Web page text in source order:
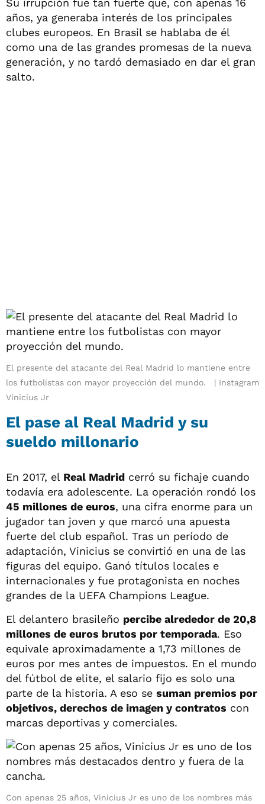
años, ya generaba interés de los principales
clubes europeos. En Brasil se hablaba de él
como una de las grandes promesas de la nueva
generación, y no tardó demasiado en dar el gran
salto.
El presente del atacante del Real Madrid lo mantiene entre
los futbolistas con mayor proyección del mundo.
Instagram
Vinicius Jr
El pase al Real Madrid y su
sueldo millonario
En 2017, el Real Madrid cerró su fichaje cuando
todavía era adolescente. La operación rondó los
45 millones de euros, una cifra enorme para un
jugador tan joven y que marcó una apuesta
fuerte del club español. Tras un período de
adaptación, Vinicius se convirtió en una de las
figuras del equipo. Ganó títulos locales e
internacionales y fue protagonista en noches
grandes de la UEFA Champions League.
El delantero brasileño percibe alrededor de 20,8
millones de euros brutos por temporada. Eso
equivale aproximadamente a 1,73 millones de
euros por mes antes de impuestos. En el mundo
del fútbol de elite, el salario fijo es solo una
parte de la historia. A eso se suman premios por
objetivos, derechos de imagen y contratos con
marcas deportivas y comerciales.
Con apenas 25 años, Vinicius Jr es uno de los nombres más